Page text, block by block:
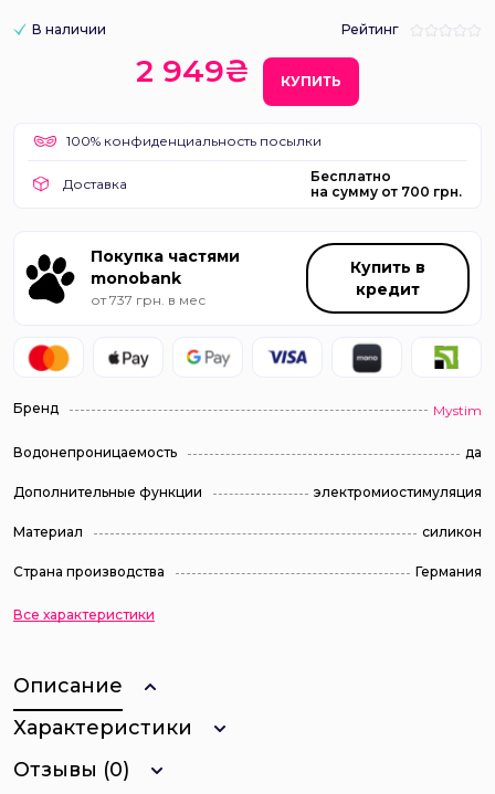
В наличии Рейтинг
2 949₴ КУПИТЬ
100% конфиденциальность посылки
Доставка
Бесплатно
на сумму от 700 грн.
Покупка частями
monobank
от 737 грн. в мес
Купить в
кредит
Бренд Mystim
Водонепроницаемость да
Дополнительные функции электромиостимуляция
Материал силикон
Страна производства Германия
Все характеристики
Описание
Характеристики
Отзывы (0)